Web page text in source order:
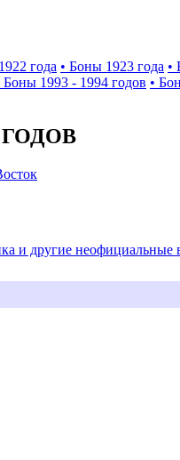
года • Боны 1923 года •
Боны 1993 - 1994 годов •
и другие неофициальные